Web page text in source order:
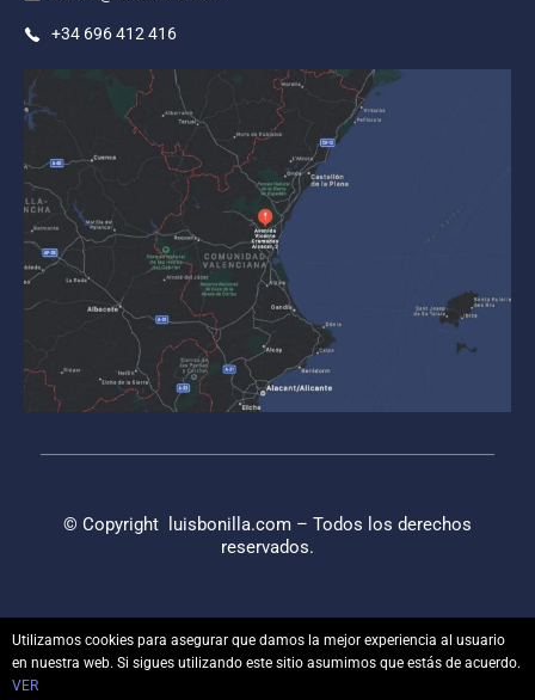
+34 696 412 416
© Copyright luisbonilla.com – Todos los derechos
reservados.
Utilizamos cookies para asegurar que damos la mejor experiencia al usuario
en nuestra web. Si sigues utilizando este sitio asumimos que estás de acuerdo.
VER